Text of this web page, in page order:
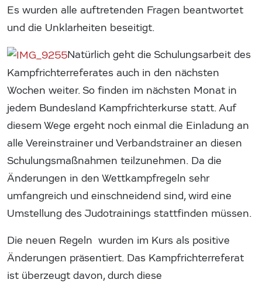
Es wurden alle auftretenden Fragen beantwortet
und die Unklarheiten beseitigt.
Natürlich geht die Schulungsarbeit des
Kampfrichterreferates auch in den nächsten
Wochen weiter. So finden im nächsten Monat in
jedem Bundesland Kampfrichterkurse statt. Auf
diesem Wege ergeht noch einmal die Einladung an
alle Vereinstrainer und Verbandstrainer an diesen
Schulungsmaßnahmen teilzunehmen. Da die
Änderungen in den Wettkampfregeln sehr
umfangreich und einschneidend sind, wird eine
Umstellung des Judotrainings stattfinden müssen.
Die neuen Regeln wurden im Kurs als positive
Änderungen präsentiert. Das Kampfrichterreferat
ist überzeugt davon, durch diese